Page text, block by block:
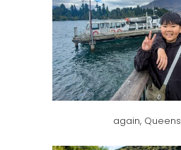
again,